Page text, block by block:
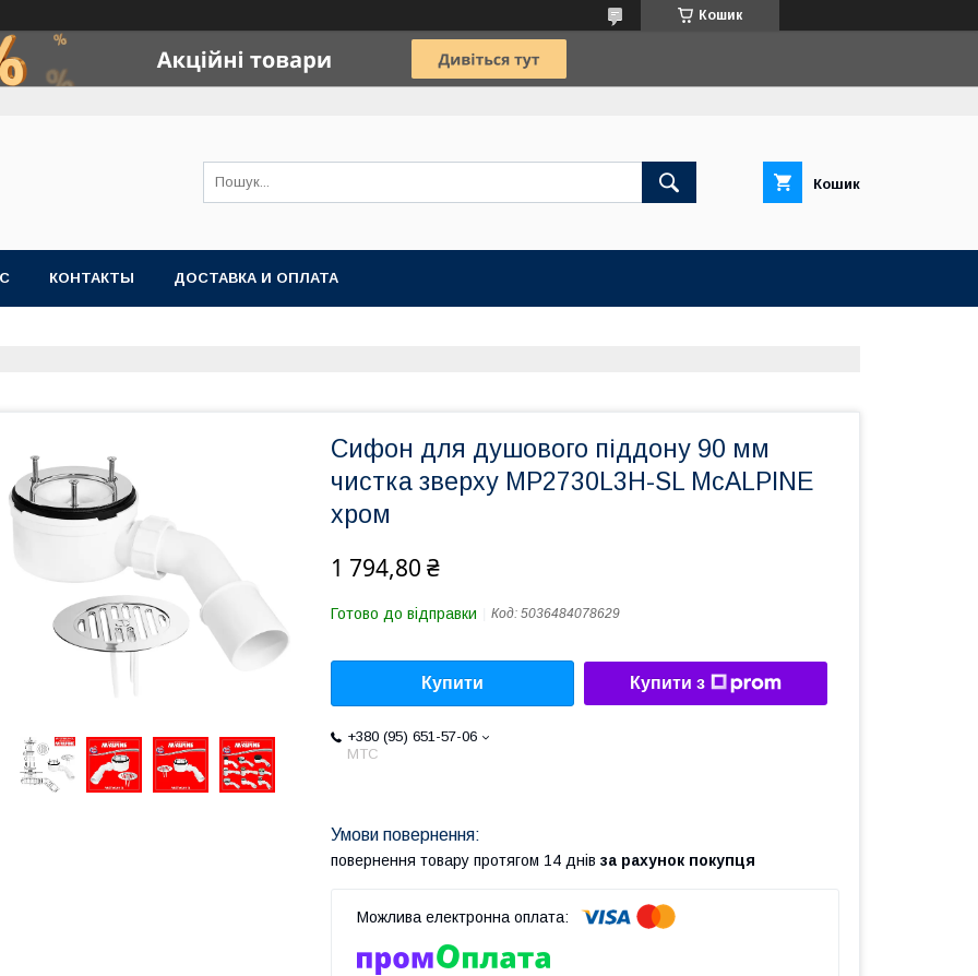
Кошик
Кошик
КОНТАКТЫ ДОСТАВКА И ОПЛАТА
Сифон для душового піддону 90 мм
чистка зверху MP2730L3H-SL McALPINE
хром
1 794,80 ₴
Готово до відправки Код: 5036484078629
Купити Купити з
+380 (95) 651-57-06
MTC
повернення товару протягом 14 днів за рахунок покупця